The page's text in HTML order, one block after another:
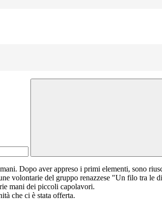
Dopo aver appreso i primi elementi, sono
volontarie del gruppo renazzese "Un filo tra le
mani dei piccoli capolavori.
che ci è stata offerta.